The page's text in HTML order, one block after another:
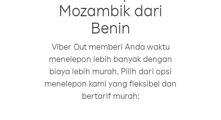
Mozambik dari
Benin
Viber Out memberi Anda waktu
menelepon lebih banyak dengan
biaya lebih murah. Pilih dari opsi
menelepon kami yang fleksibel dan
bertarif murah: